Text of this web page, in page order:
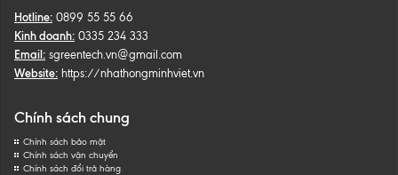
Hotline: 0899 55 55 66
Kinh doanh: 0335 234 333
Email: sgreentech.vn@gmail.com
Website: https://nhathongminhviet.vn
Chính sách chung
Chính sách bảo mật
Chính sách vận chuyển
Chính sách đổi trả hàng